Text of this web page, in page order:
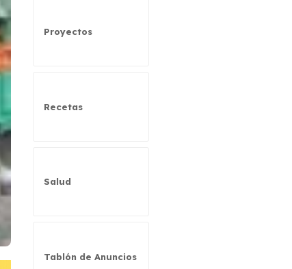
Proyectos
Recetas
Salud
Tablón de Anuncios